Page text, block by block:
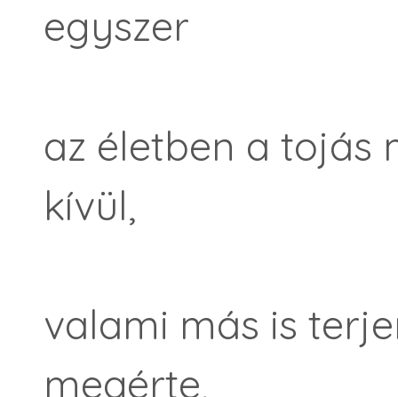
egyszer
az életben a tojás
kívül,
valami más is
megérte,